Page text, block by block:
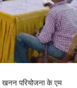
परियोजना के एम